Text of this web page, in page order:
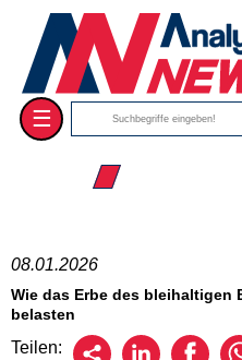
☰
☰ 2026
08.01.2026
Wie das Erbe des bleihaltigen
belasten
Teilen: